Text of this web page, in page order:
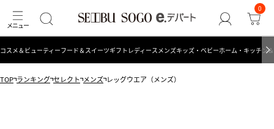
0
コスメ＆ビューティーフード＆スイーツギフト レディース メンズキッズ・ベビーホーム・キッチン
TOP ランキング セレクト メンズ レッグウエア（メンズ）